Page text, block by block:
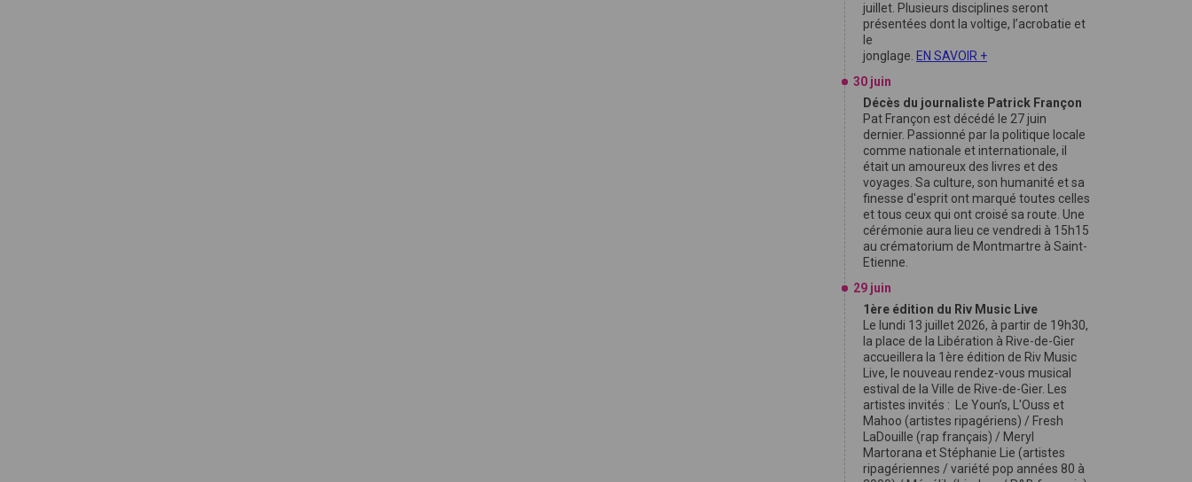
juillet. Plusieurs disciplines seront
présentées dont la voltige, l’acrobatie et
le
jonglage. EN SAVOIR +
30 juin
Décès du journaliste Patrick Françon
Pat Françon est décédé le 27 juin
dernier. Passionné par la politique locale
comme nationale et internationale, il
était un amoureux des livres et des
voyages. Sa culture, son humanité et sa
finesse d'esprit ont marqué toutes celles
et tous ceux qui ont croisé sa route. Une
cérémonie aura lieu ce vendredi à 15h15
au crématorium de Montmartre à Saint-
Etienne.
29 juin
1ère édition du Riv Music Live
Le lundi 13 juillet 2026, à partir de 19h30,
la place de la Libération à Rive-de-Gier
accueillera la 1ère édition de Riv Music
Live, le nouveau rendez-vous musical
estival de la Ville de Rive-de-Gier. Les
artistes invités : Le Youn’s, L'Ouss et
Mahoo (artistes ripagériens) / Fresh
LaDouille (rap français) / Meryl
Martorana et Stéphanie Lie (artistes
ripagériennes / variété pop années 80 à